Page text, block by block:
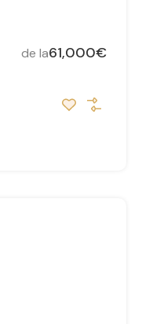
de la61,000€